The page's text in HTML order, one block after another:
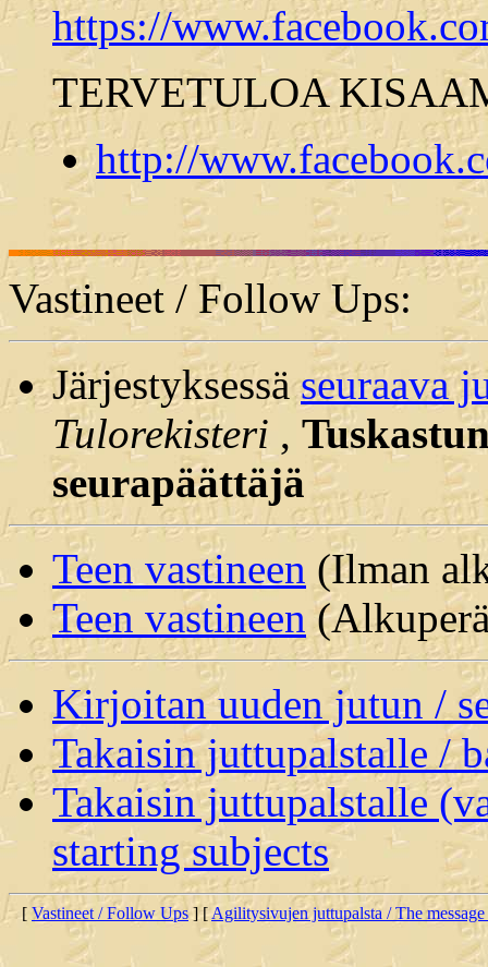
https://
TERVETULOA
http://
Vastineet / Follow Ups:
Järjestyksessäseuraava
Tulorekisteri ,
seurapäättäjä
Teen vastineen (Ilman
Teen vastineen
Kirjoitan uuden jutun /
Takaisin juttupalstalle /
Takaisin juttupalstalle
starting subjects
[ Vastineet / Follow Ups] [Agilitysivujen juttupalsta / The